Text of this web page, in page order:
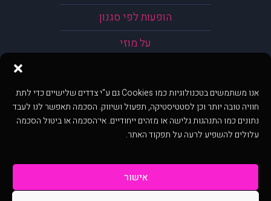
אנו משתמשים בטכנולוגיות כמו Cookies גם ע"י צדדים שלישיים כדי לתת
חוויה טובה יותר וכן לסטטיסטיקה, תפעול ושיווק. הסכמה תאפשר לנו לעבד
נתונים כמו התנהגות גלישה או מזהים ייחודיים. אי־הסכמה או ביטול הסכמה
עלולים להשפיע לרעה על תפקוד האתר.
אישור
הופעות לפי סגנון
על מוזי